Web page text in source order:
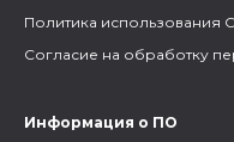
Политика использования
Согласие на обработку
Информация о ПО